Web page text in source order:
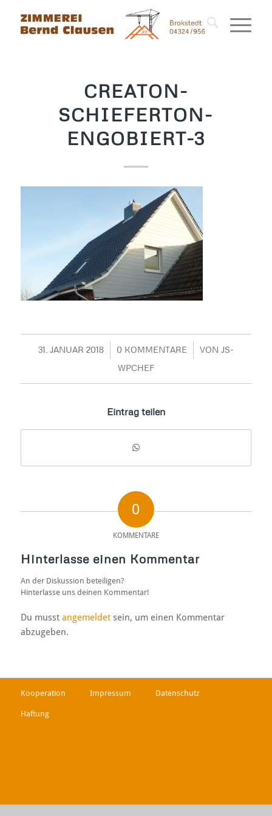
CREATON-
SCHIEFERTON-
ENGOBIERT-3
31. JANUAR 2018
/ 0 KOMMENTARE
/ VON JS-
WPCHEF
Eintrag teilen
0
KOMMENTARE
Hinterlasse einen Kommentar
An der Diskussion beteiligen?
Hinterlasse uns deinen Kommentar!
Du musst angemeldetsein, um einen Kommentar
abzugeben.
Kooperation Impressum Datenschutz
Haftung